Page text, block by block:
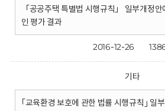
「공공주택 특별법 시행규칙」 일부개정
인 평가 결과
2016-12-26
기타
｢교육환경 보호에 관한 법률 시행규칙｣ 일